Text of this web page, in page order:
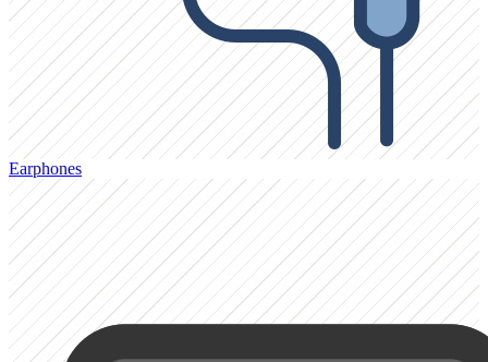
Earphones